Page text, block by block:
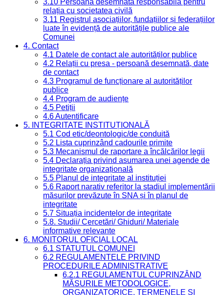
relația cu societatea civilă
3.11 Registrul asociațiilor, fundațiilor și federațiilor
luate în evidență de autoritățile publice ale
Comunei
4. Contact
4.1 Datele de contact ale autorităților publice
4.2 Relații cu presa - persoană desemnată, date
de contact
4.3 Programul de funcționare al autorităților
publice
4.4 Program de audiențe
4.5 Petiții
4.6 Autentificare
5. INTEGRITATE INSTITUȚIONALĂ
5.1 Cod etic/deontologic/de conduită
5.2 Lista cuprinzând cadourile primite
5.3 Mecanismul de raportare a încălcărilor legii
5.4 Declarația privind asumarea unei agende de
integritate organizațională
5.5 Planul de integritate al instituției
5.6 Raport narativ referitor la stadiul implementării
măsurilor prevăzute în SNA și în planul de
integritate
5.7 Situația incidentelor de integritate
5.8. Studii/ Cercetări/ Ghiduri/ Materiale
informative relevante
6. MONITORUL OFICIAL LOCAL
6.1 STATUTUL COMUNEI
6.2 REGULAMENTELE PRIVIND
PROCEDURILE ADMINISTRATIVE
6.2.1 REGULAMENTUL CUPRINZÂND
MĂSURILE METODOLOGICE,
ORGANIZATORICE, TERMENELE ȘI